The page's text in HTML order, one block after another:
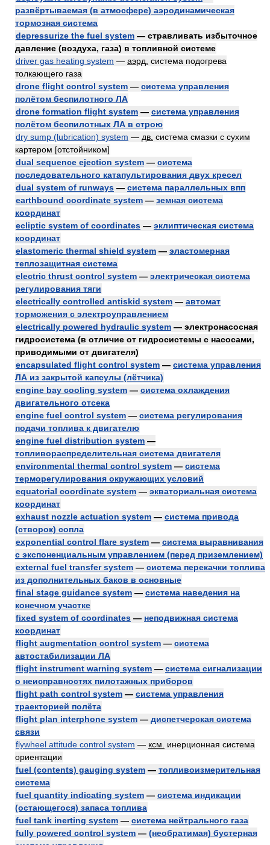
развёртываемая (в атмосфере) аэродинамическая
тормозная система
depressurize the fuel system — стравливать избыточное
давление (воздуха, газа) в топливной системе
driver gas heating system — аэрд. система подогрева
толкающего газа
drone flight control system — система управления
полётом беспилотного ЛА
drone formation flight system — система управления
полётом беспилотных ЛА в строю
dry sump (lubrication) system — дв. система смазки с сухим
картером [отстойником]
dual sequence ejection system — система
последовательного катапультирования двух кресел
dual system of runways — система параллельных впп
earthbound coordinate system — земная система
координат
ecliptic system of coordinates — эклиптическая система
координат
elastomeric thermal shield system — эластомерная
теплозащитная система
electric thrust control system — электрическая система
регулирования тяги
electrically controlled antiskid system — автомат
торможения с электроуправлением
electrically powered hydraulic system — электронасосная
гидросистема (в отличие от гидросистемы с насосами,
приводимыми от двигателя)
encapsulated flight control system — система управления
ЛА из закрытой капсулы (лётчика)
engine bay cooling system — система охлаждения
двигательного отсека
engine fuel control system — система регулирования
подачи топлива к двигателю
engine fuel distribution system —
топливораспределительная система двигателя
environmental thermal control system — система
терморегулирования окружающих условий
equatorial coordinate system — экваториальная система
координат
exhaust nozzle actuation system — система привода
(створок) сопла
exponential control flare system — система выравнивания
с экспоненциальным управлением (перед приземлением)
external fuel transfer system — система перекачки топлива
из дополнительных баков в основные
final stage guidance system — система наведения на
конечном участке
fixed system of coordinates — неподвижная система
координат
flight augmentation control system — система
автостабилизации ЛА
flight instrument warning system — система сигнализации
о неисправностях пилотажных приборов
flight path control system — система управления
траекторией полёта
flight plan interphone system — диспетчерская система
связи
flywheel attitude control system — ксм.
инерционная система
ориентации
fuel (contents) gauging system — топливоизмерительная
система
fuel quantity indicating system — система индикации
(остающегося) запаса топлива
fuel tank inerting system — система нейтрального газа
fully powered control system — (необратимая) бустерная